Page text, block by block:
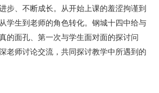
步、不断成长。从开始上课的羞涩拘谨到
学生到老师的角色转化。钢城十四中给与
的面孔、第一次与学生面对面的探讨问
老师讨论交流，共同探讨教学中所遇到的